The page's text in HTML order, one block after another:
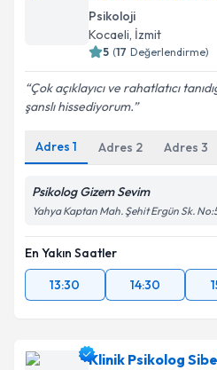
Psikoloji
Kocaeli, İzmit
5 (17 Değerlendirme)
Çok açıklayıcı ve rahatlatıcı
şanslı hissediyorum.
Adres 1 Adres 2 Adres 3
Psikolog Gizem Sevim
Yahya Kaptan Mah. Şehit Ergün Sk.
En Yakın Saatler
13:30
14:30
Klinik Psikolog